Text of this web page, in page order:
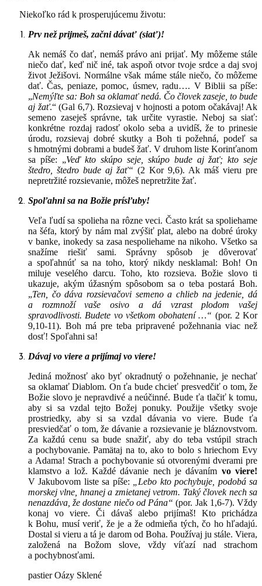
Niekoľko rád k prosperujúcemu životu:
Prv než prijmeš, začni dávať (siať)!
Ak nemáš čo dať, nemáš právo ani prijať. My môžeme stále
niečo dať, keď nič iné, tak aspoň otvor tvoje srdce a daj svoj
život Ježišovi. Normálne však máme stále niečo, čo môžeme
dať. Čas, peniaze, pomoc, úsmev, radu…. V Biblii sa píše:
„Nemýľte sa: Boh sa oklamať nedá. Čo človek zaseje, to bude
aj žať.“ (Gal 6,7). Rozsievaj v hojnosti a potom očakávaj! Ak
semeno zaseješ správne, tak určite vyrastie. Neboj sa siať:
konkrétne rozdaj radosť okolo seba a uvidíš, že to prinesie
úrodu, rozsievaj dobré skutky a Boh ti požehná, podeľ sa
s hmotnými dobrami a budeš žať. V druhom liste Korinťanom
sa píše: „Veď kto skúpo seje, skúpo bude aj žať; kto seje
štedro, štedro bude aj žať“ (2 Kor 9,6). Ak máš vieru pre
nepretržité rozsievanie, môžeš nepretržite žať.
Spoľahni sa na Božie prísľuby!
Veľa ľudí sa spolieha na rôzne veci. Často krát sa spoliehame
na šéfa, ktorý by nám mal zvýšiť plat, alebo na dobré úroky
v banke, inokedy sa zasa nespoliehame na nikoho. Všetko sa
snažíme riešiť sami. Správny spôsob je dôverovať
a spoľahnúť sa na toho, ktorý nikdy nesklamal: Boh! On
miluje veselého darcu. Toho, kto rozsieva. Božie slovo ti
ukazuje, akým úžasným spôsobom sa o teba postará Boh.
„Ten, čo dáva rozsievačovi semeno a chlieb na jedenie, dá
a rozmnoží vaše osivo a dá vzrast plodom vašej
spravodlivosti. Budete vo všetkom obohatení …“ (por. 2 Kor
9,10-11). Boh má pre teba pripravené požehnania viac než
dosť! Spoľahni sa!
Dávaj vo viere a prijímaj vo viere!
Jediná možnosť ako byť okradnutý o požehnanie, je nechať
sa oklamať Diablom. On ťa bude chcieť presvedčiť o tom, že
Božie slovo je nepravdivé a neúčinné. Bude ťa tlačiť k tomu,
aby si sa vzdal tejto Božej ponuky. Použije všetky svoje
prostriedky, aby si sa vzdal dávania vo viere. Bude ťa
presviedčať o tom, že dávanie a rozsievanie je bláznovstvom.
Za každú cenu sa bude snažiť, aby do teba vstúpil strach
a pochybovanie. Pamätaj na to, ako to bolo s hriechom Evy
a Adama! Strach a pochybovanie sú otvorenými dverami pre
klamstvo a lož. Každé dávanie nech je dávaním vo viere!
V Jakubovom liste sa píše:
„Lebo kto pochybuje, podobá sa
morskej vlne, hnanej a zmietanej vetrom. Taký človek nech sa
nenazdáva, že dostane niečo od Pána“(por. Jak 1,6-7). Vždy
konaj vo viere. Či dávaš alebo prijímaš! Kto prichádza
k Bohu, musí veriť, že je a že odmieňa tých, čo ho hľadajú.
Dostal si vieru a tá je darom od Boha. Používaj ju stále. Viera,
založená na Božom slove, vždy víťazí nad strachom
a pochybnosťami.
pastier Oázy Sklené